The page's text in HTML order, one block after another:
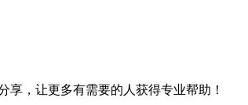
，让更多有需要的人获得专业帮助！